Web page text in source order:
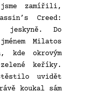
zamířili,
Creed:
jeskyně. Do
Milatos
kde okrovým
keříky.
uvidět
koukal sám